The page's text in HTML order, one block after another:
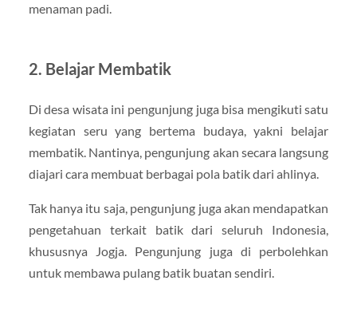
menaman padi.
2. Belajar Membatik
Di desa wisata ini pengunjung juga bisa mengikuti satu
kegiatan seru yang bertema budaya, yakni belajar
membatik. Nantinya, pengunjung akan secara langsung
diajari cara membuat berbagai pola batik dari ahlinya.
Tak hanya itu saja, pengunjung juga akan mendapatkan
pengetahuan terkait batik dari seluruh Indonesia,
khususnya Jogja. Pengunjung juga di perbolehkan
untuk membawa pulang batik buatan sendiri.